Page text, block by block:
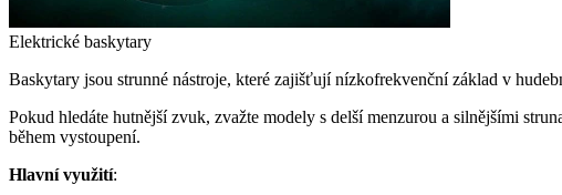
Elektrické baskytary
Baskytary jsou strunné nástroje, které zajišťují nízkofrekvenční základ v
Pokud hledáte hutnější zvuk, zvažte modely s delší menzurou a silnějšími
během vystoupení.
Hlavní využití: